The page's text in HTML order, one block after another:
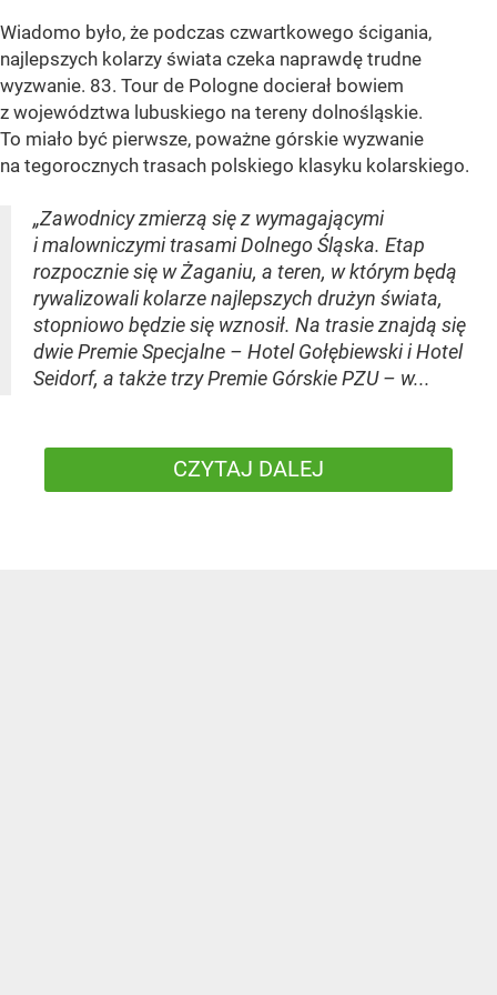
Wiadomo było, że podczas czwartkowego ścigania,
najlepszych kolarzy świata czeka naprawdę trudne
wyzwanie. 83. Tour de Pologne docierał bowiem
z województwa lubuskiego na tereny dolnośląskie.
To miało być pierwsze, poważne górskie wyzwanie
na tegorocznych trasach polskiego klasyku kolarskiego.
„Zawodnicy zmierzą się z wymagającymi
i malowniczymi trasami Dolnego Śląska. Etap
rozpocznie się w Żaganiu, a teren, w którym będą
rywalizowali kolarze najlepszych drużyn świata,
stopniowo będzie się wznosił. Na trasie znajdą się
dwie Premie Specjalne – Hotel Gołębiewski i Hotel
Seidorf, a także trzy Premie Górskie PZU – w...
CZYTAJ DALEJ